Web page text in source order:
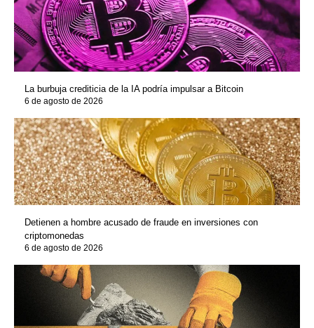
La burbuja crediticia de la IA podría impulsar a Bitcoin
6 de agosto de 2026
Detienen a hombre acusado de fraude en inversiones con
criptomonedas
6 de agosto de 2026